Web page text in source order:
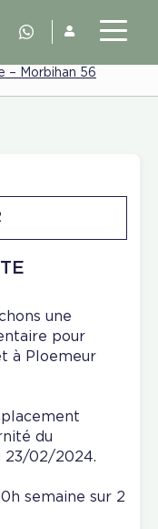
– Morbihan 56
une
pour
à Ploemeur
du
23/02/2024.
semaine sur 2